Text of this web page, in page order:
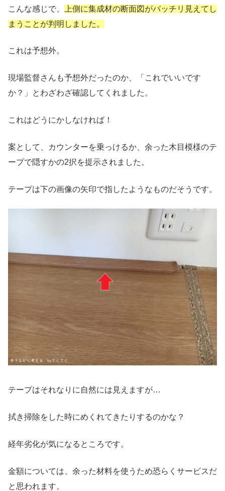
こんな感じで、
上側に集成材の断面図がバッチリ見えてし
まうことが判明しました。
これは予想外。
現場監督さんも予想外だったのか、「これでいいです
か？」とわざわざ確認してくれました。
これはどうにかしなければ！
案として、カウンターを乗っけるか、余った木目模様のテ
ープで隠すかの2択を提示されました。
テープは下の画像の矢印で指したようなものだそうです。
テープはそれなりに自然には見えますが…
拭き掃除をした時にめくれてきたりするのかな？
経年劣化が気になるところです。
金額については、余った材料を使うため恐らくサービスだ
と思われます。